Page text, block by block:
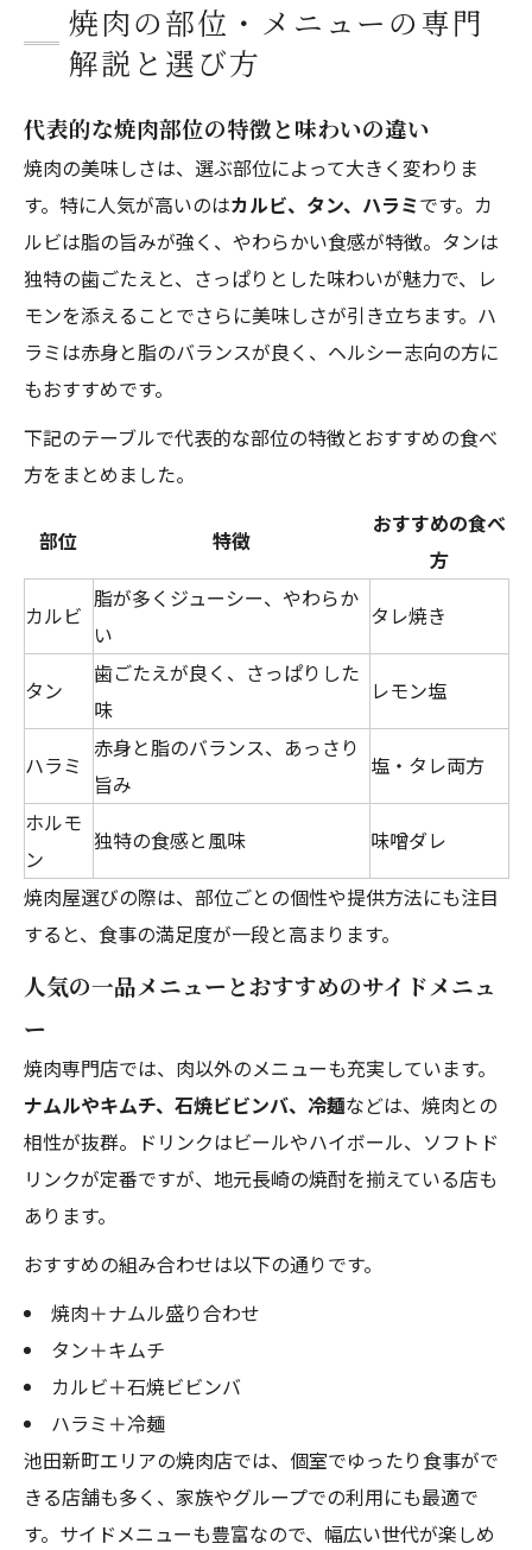
焼肉の部位・メニューの専門
解説と選び方
代表的な焼肉部位の特徴と味わいの違い
焼肉の美味しさは、選ぶ部位によって大きく変わりま
す。特に人気が高いのはカルビ、タン、ハラミです。カ
ルビは脂の旨みが強く、やわらかい食感が特徴。タンは
独特の歯ごたえと、さっぱりとした味わいが魅力で、レ
モンを添えることでさらに美味しさが引き立ちます。ハ
ラミは赤身と脂のバランスが良く、ヘルシー志向の方に
もおすすめです。
下記のテーブルで代表的な部位の特徴とおすすめの食べ
方をまとめました。
部位 特徴
おすすめの食べ
方
カルビ
脂が多くジューシー、やわらか
い
タレ焼き
タン
歯ごたえが良く、さっぱりした
味
レモン塩
ハラミ
赤身と脂のバランス、あっさり
旨み
塩・タレ両方
ホルモ
ン
独特の食感と風味
味噌ダレ
焼肉屋選びの際は、部位ごとの個性や提供方法にも注目
すると、食事の満足度が一段と高まります。
人気の一品メニューとおすすめのサイドメニュ
ー
焼肉専門店では、肉以外のメニューも充実しています。
ナムルやキムチ、石焼ビビンバ、冷麺などは、焼肉との
相性が抜群。ドリンクはビールやハイボール、ソフトド
リンクが定番ですが、地元長崎の焼酎を揃えている店も
あります。
おすすめの組み合わせは以下の通りです。
焼肉＋ナムル盛り合わせ
タン＋キムチ
カルビ＋石焼ビビンバ
ハラミ＋冷麺
池田新町エリアの焼肉店では、個室でゆったり食事がで
きる店舗も多く、家族やグループでの利用にも最適で
す。サイドメニューも豊富なので、幅広い世代が楽しめ